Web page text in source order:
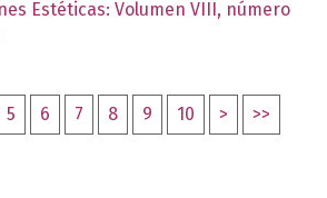
Estéticas: Volumen VIII, número
5 6 7 8 9 10 > >>